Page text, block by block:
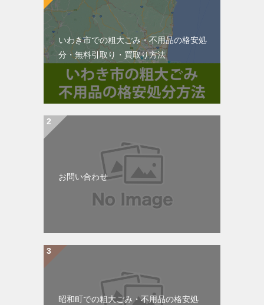
いわき市での粗大ごみ・不用品の格安処
分・無料引取り・買取り方法
お問い合わせ
昭和町での粗大ごみ・不用品の格安処